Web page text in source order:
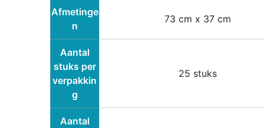
Afmetinge
n
73 cm x 37 cm
Aantal
stuks per
verpakkin
g
25 stuks
Aantal